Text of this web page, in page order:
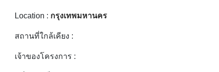
Location : กรุงเทพมหานคร
สถานที่ใกล้เคียง :
เจ้าของโครงการ :